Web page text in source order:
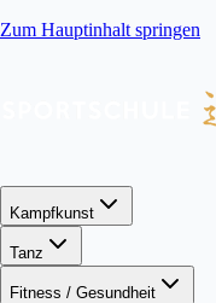
Zum Hauptinhalt springen
Kampfkunst
Tanz
Fitness / Gesundheit